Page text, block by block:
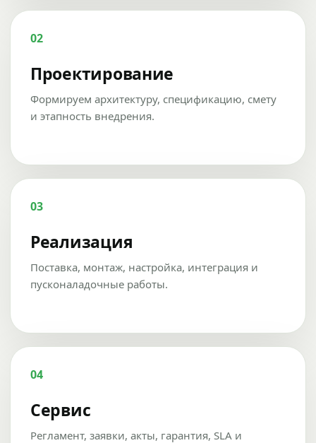
02
Проектирование
Формируем архитектуру, спецификацию, смету
и этапность внедрения.
03
Реализация
Поставка, монтаж, настройка, интеграция и
пусконаладочные работы.
04
Сервис
Регламент, заявки, акты, гарантия, SLA и